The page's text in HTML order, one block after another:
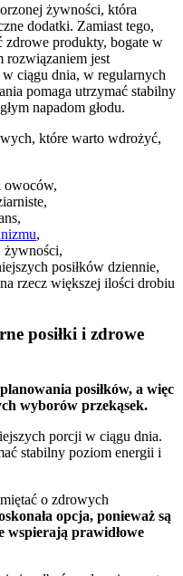
żywności, która
dodatki. Zamiast tego,
produkty, bogate w
rozwiązaniem jest
ciągu dnia, w regularnych
pomaga utrzymać stabilny
napadom głodu.
które warto wdrożyć,
owoców,
,
żywności,
posiłków dziennie,
rzecz większej ilości drobiu
posiłki i zdrowe
posiłków, a więc
wyborów przekąsek.
porcji w ciągu dnia.
stabilny poziom energii i
o zdrowych
opcja, ponieważ są
wspierają prawidłowe